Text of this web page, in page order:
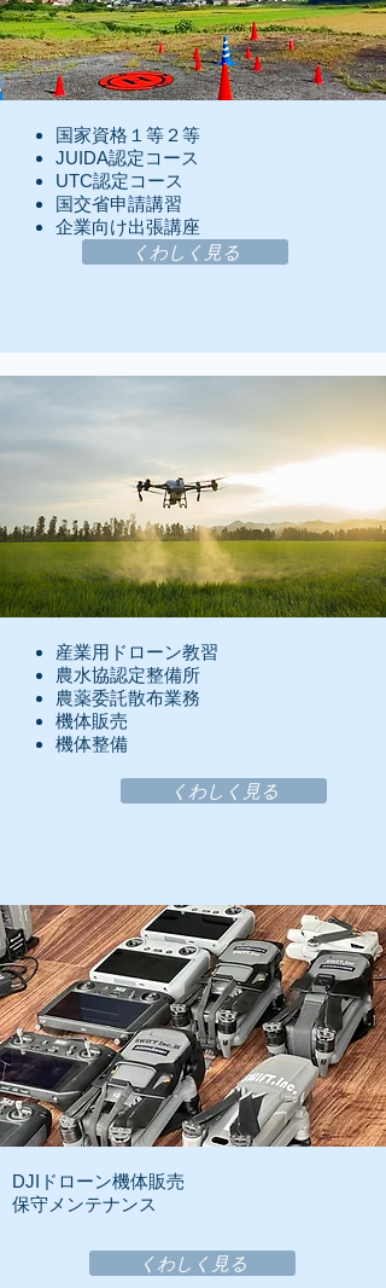
​国家資格１等２等
​JUIDA認定コース
UTC認定コース
国交省申請講習
​企業向け出張講座
くわしく見る
産業用ドローン教習
農水協認定整備所
農薬委託散布業務
機体販売
​機体整備
くわしく見る
DJIドローン機体販売
保守メンテナンス
くわしく見る